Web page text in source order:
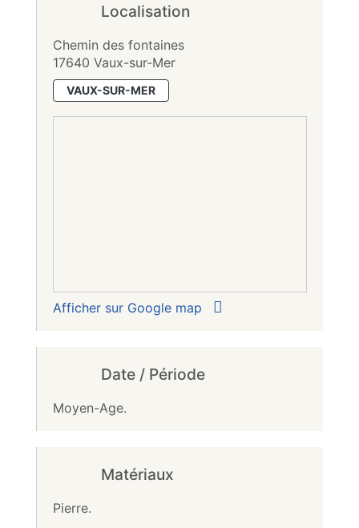
Localisation
Chemin des fontaines
17640 Vaux-sur-Mer
VAUX-SUR-MER
Afficher sur Google map
Date / Période
Moyen-Age.
Matériaux
Pierre.